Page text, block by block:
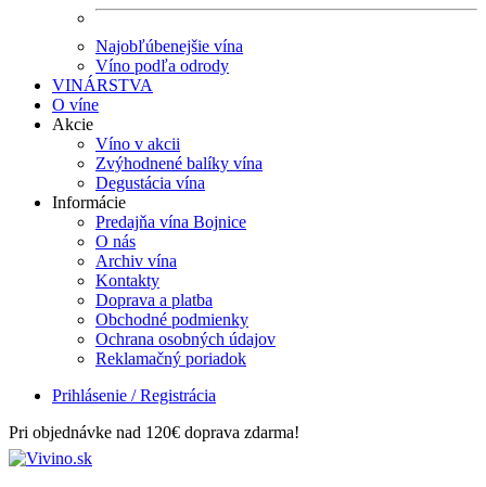
Najobľúbenejšie vína
Víno podľa odrody
VINÁRSTVA
O víne
Akcie
Víno v akcii
Zvýhodnené balíky vína
Degustácia vína
Informácie
Predajňa vína Bojnice
O nás
Archiv vína
Kontakty
Doprava a platba
Obchodné podmienky
Ochrana osobných údajov
Reklamačný poriadok
Prihlásenie / Registrácia
Pri objednávke nad 120€ doprava zdarma!